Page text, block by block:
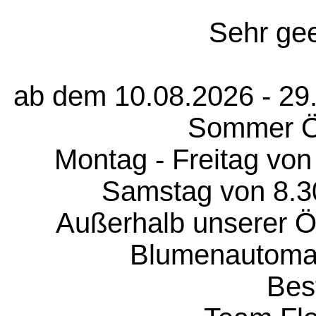
Sehr
ab dem 10.08.2026 -
Sommer
Montag - Freitag
Samstag von
Außerhalb unserer